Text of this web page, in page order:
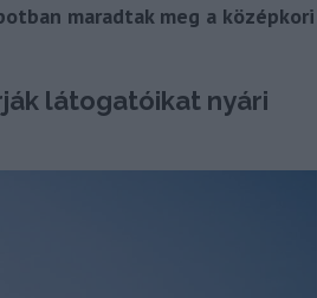
maradtak meg a középkori
látogatóikat nyári